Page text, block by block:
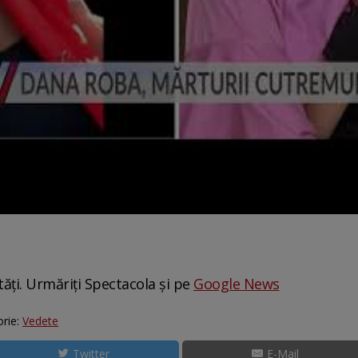
Urmăriți Spectacola și pe Google News
Vedete
Twitter E-Mail